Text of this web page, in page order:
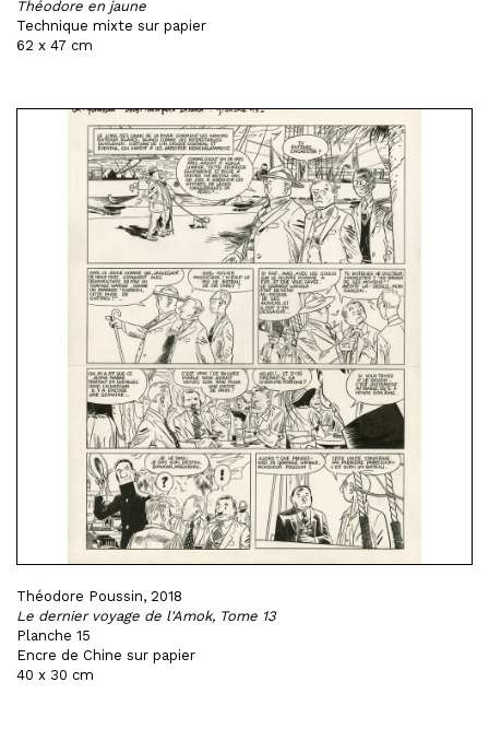
Théodore en jaune
Technique mixte sur papier
62 x 47 cm
Théodore Poussin, 2018
Le dernier voyage de l'Amok, Tome 13
Planche 15
Encre de Chine sur papier
40 x 30 cm